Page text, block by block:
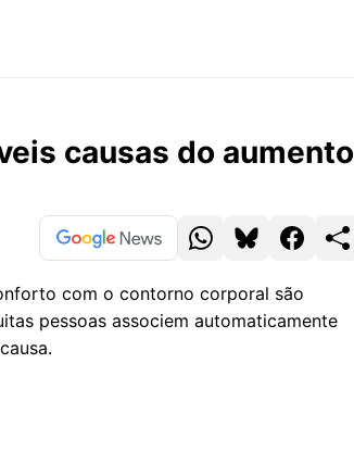
causas do aumento
com o contorno corporal são
pessoas associem automaticamente